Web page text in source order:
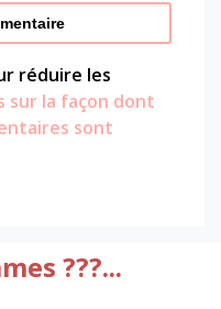
réduire les
sur la façon dont
sont
???...